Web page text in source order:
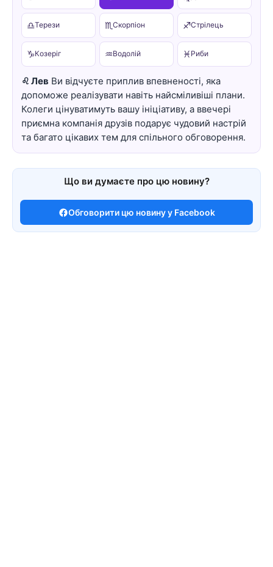
♎Терези ♏Скорпіон ♐Стрілець
♑Козеріг ♒Водолій ♓ Риби
♌ Лев Ви відчуєте приплив впевненості, яка
допоможе реалізувати навіть найсміливіші плани.
Колеги цінуватимуть вашу ініціативу, а ввечері
приємна компанія друзів подарує чудовий настрій
та багато цікавих тем для спільного обговорення.
Що ви думаєте про цю новину?
Обговорити цю новину у Facebook